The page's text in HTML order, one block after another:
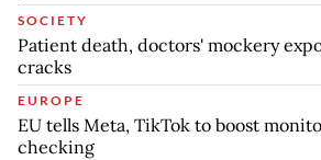
SOCIETY
Patient death, doctors' mockery
cracks
EUROPE
EU tells Meta, TikTok to boost
checking